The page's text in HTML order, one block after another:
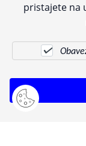
Sve navedene
informacije, ali zbog
kontaktirajte nas
pristajete na